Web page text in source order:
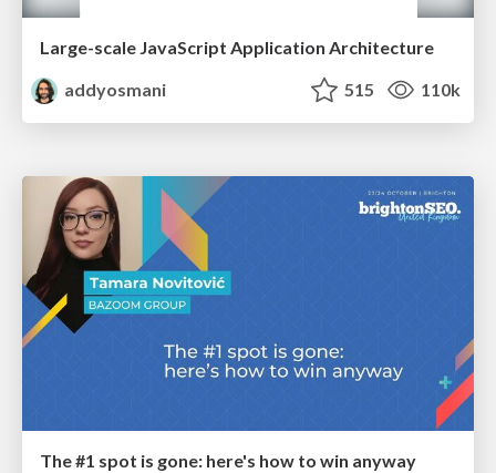
Large-scale JavaScript Application Architecture
addyosmani
515 110k
The #1 spot is gone: here's how to win anyway